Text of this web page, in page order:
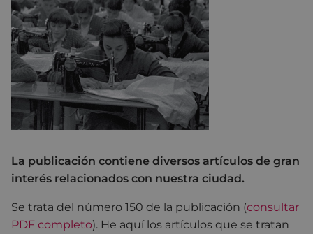
La publicación contiene diversos artículos de gran
interés relacionados con nuestra ciudad.
Se trata del número 150 de la publicación (consultar
PDF completo). He aquí los artículos que se tratan